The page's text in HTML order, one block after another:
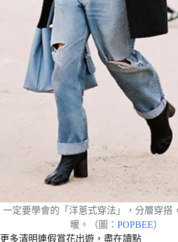
一定要學會的「洋蔥式穿法」，分層穿搭
暖。（圖： POPBEE）
更多清明連假賞花出遊，盡在讀點